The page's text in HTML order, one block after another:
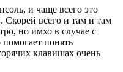
и чаще всего это
Скорей всего и там и там
но имхо в случае с
помогает понять
клавишах очень